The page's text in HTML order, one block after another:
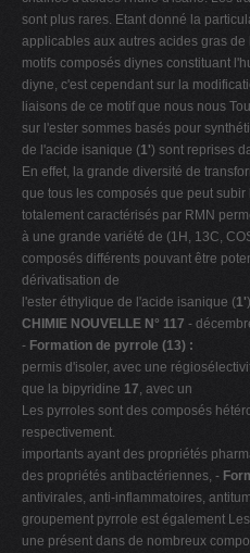
sont plus rares. Etant donné la
applicables aux autres acides gras
motifs composés diynes constituant
diyne, c'est cependant sur la
liaisons de ce motif que nous nous
sur l'ester sommes basés pour
de l'acide isanique (1') sont reprises
En effet, la grande diversité de
que tous les composés que peut
totalement caractérisés par RMN
à une grande variété de (1H, 13C,
composés différents pouvant être
dérivatisation de
l'ester éthylique de l'acide isanique (1')
CHIMIE NOUVELLE N° 117 -
- Formation de pyrrole (13) :
permis d'isoler, avec une
que la bipyridine 17, avec un
Les pyrroles sont des composés
respectivement.
importants ayant des propriétés
des propriétés antibactériennes, -
antivirales, anti-inflammatoires,
groupement pyrrole est également
une présent dans de nombreux